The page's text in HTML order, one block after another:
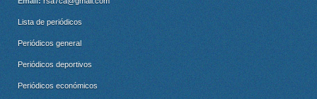
Lista de periódicos
Periódicos general
Periódicos deportivos
Periódicos económicos